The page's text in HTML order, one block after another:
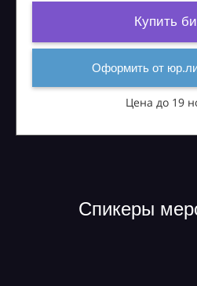
Купить
Оформить от
Цена до 19
Спикеры